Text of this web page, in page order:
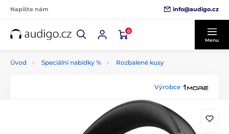
Napište nám info@audigo.cz
0
Menu
Úvod Speciální nabídky % Rozbalené kusy
Výrobce